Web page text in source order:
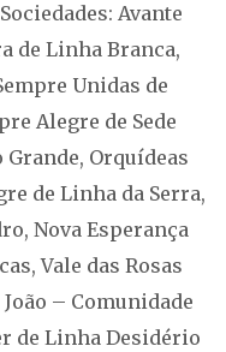
Avante
de Linha Branca,
Unidas de
Alegre de Sede
Orquídeas
de Linha da Serra,
Nova Esperança
Vale das Rosas
– Comunidade
de Linha Desidério